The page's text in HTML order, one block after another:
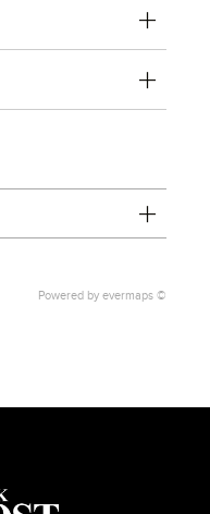
Powered by evermaps ©